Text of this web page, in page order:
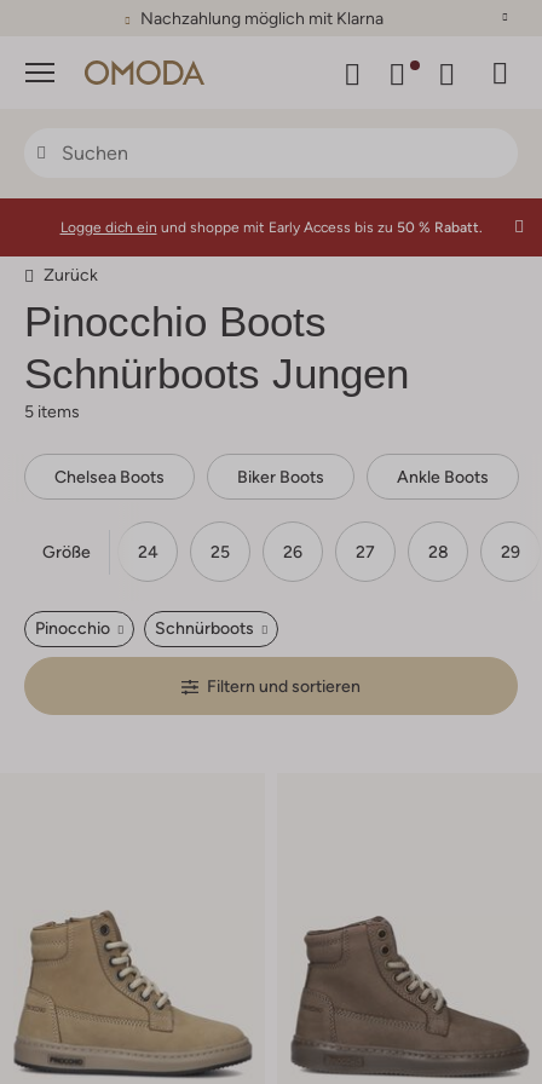
Nachzahlung möglich mit Klarna
Menü
Logge dich ein und shoppe mit Early Access bis zu 50 % Rabatt.
Zurück
Pinocchio Boots
Schnürboots Jungen
5 items
Chelsea Boots Biker Boots Ankle Boots
Größe
23 24 25 26 27 28 29
Pinocchio Schnürboots
Filtern und sortieren